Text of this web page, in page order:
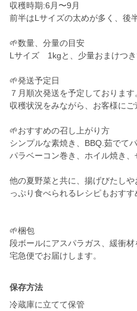
収穫時期:6月〜9月
前半はLサイズの太めが多く、後
🌱数量、分量の目安
Lサイズ 1kgと、少量おまけつき
🌱発送予定日
７月順次発送を予定しております
収穫状況をみながら、お客様にご
🌱おすすめの召し上がり方
シンプルな素焼き、BBQ.茹でて
パラベーコン巻き、ホイル焼き
他の夏野菜と共に、揚げびたし
っぷり食べられるレシピもおすす
🌱梱包
段ボールにアスパラガス、緩衝
宅急便でお届けします。
保存方法
冷蔵庫に立てて保管